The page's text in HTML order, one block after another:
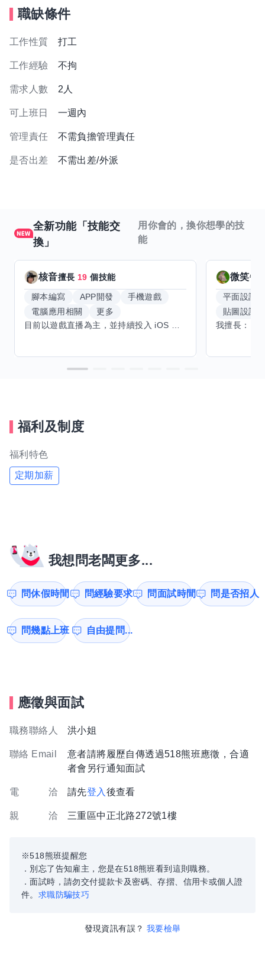
職缺條件
工作性質 打工
工作經驗 不拘
需求人數 2人
可上班日 一週內
管理責任 不需負擔管理責任
是否出差 不需出差/外派
全新功能「技能交
換」
用你會的，換你想學的技
能
核音擅長 19 個技能
腳本編寫 APP開發
手機遊戲
電腦應用相關
更多
微笑每
平面設計
貼圖設計
福利及制度
福利特色
定期加薪
我想問老闆更多...
問休假時間 問經驗要求 問面試時間 問是否招人
問幾點上班 自由提問...
應徵與面試
職務聯絡人 洪小姐
聯絡 Email
意者請將履歷自傳透過518熊班應徵，合適
者會另行通知面試
電 洽 請先登入 後查看
親 洽 三重區中正北路272號1樓
※518熊班提醒您
．別忘了告知雇主，您是在518熊班看到這則職務。
．面試時，請勿交付提款卡及密碼、存摺、信用卡或個人證
件。 求職防騙技巧
發現資訊有誤？ 我要檢舉